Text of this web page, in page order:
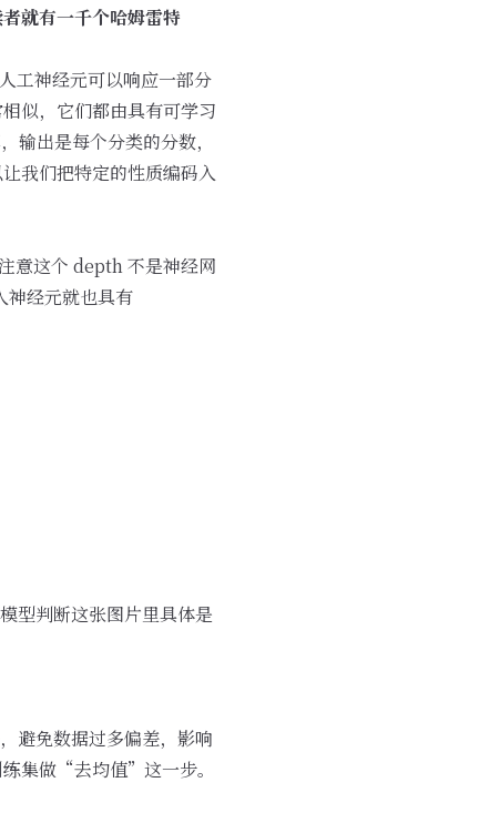
就有一千个哈姆雷特
工神经元可以响应一部分
似，它们都由具有可学习
出是每个分类的分数，
我们把特定的性质编码入
意这个 depth 不是神经网
经元就也具有
型判断这张图片里具体是
避免数据过多偏差，影响
集做“去均值”这一步。